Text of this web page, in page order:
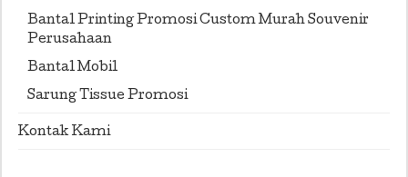
Bantal Printing Promosi Custom Murah Souvenir
Perusahaan
Bantal Mobil
Sarung Tissue Promosi
Kontak Kami